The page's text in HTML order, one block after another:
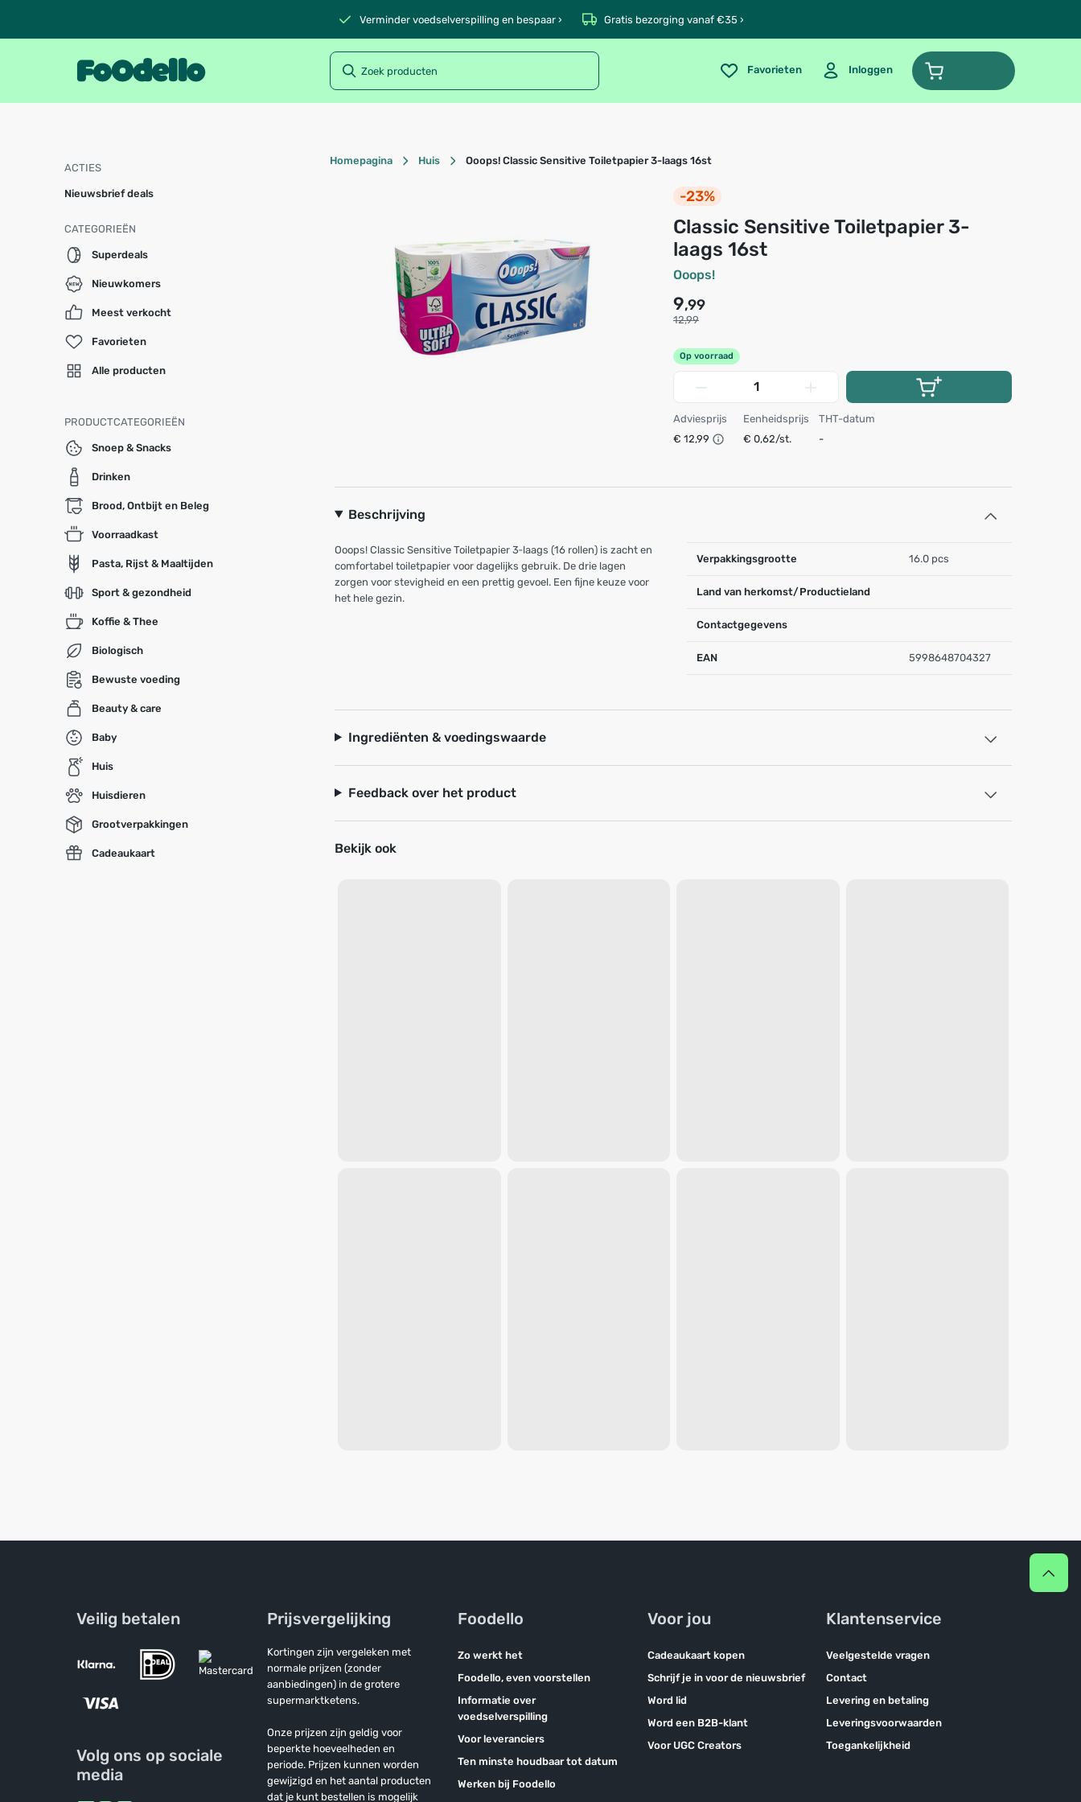
Verminder voedselverspilling en bespaar › Gratis bezorging vanaf €35 ›
Favorieten Inloggen
ACTIES
Nieuwsbrief deals
CATEGORIEËN
Superdeals
Nieuwkomers
Meest verkocht
Favorieten
Alle producten
PRODUCTCATEGORIEËN
Snoep & Snacks
Drinken
Brood, Ontbijt en Beleg
Voorraadkast
Pasta, Rijst & Maaltijden
Sport & gezondheid
Koffie & Thee
Biologisch
Bewuste voeding
Beauty & care
Baby
Huis
Huisdieren
Grootverpakkingen
Cadeaukaart
Homepagina Huis Ooops! Classic Sensitive Toiletpapier 3-laags 16st
-23%
Classic Sensitive Toiletpapier 3-
laags 16st
Ooops!
9,99
12,99
Op voorraad
Adviesprijs
€ 12,99
Eenheidsprijs
€ 0,62/st.
THT-datum
-
Beschrijving
Ooops! Classic Sensitive Toiletpapier 3‑laags (16 rollen) is zacht en
comfortabel toiletpapier voor dagelijks gebruik. De drie lagen
zorgen voor stevigheid en een prettig gevoel. Een fijne keuze voor
het hele gezin.
Verpakkingsgrootte 16.0 pcs
Land van herkomst/Productieland
Contactgegevens
EAN 5998648704327
Ingrediënten & voedingswaarde
Feedback over het product
Bekijk ook
Veilig betalen
Volg ons op sociale
media
Prijsvergelijking
Kortingen zijn vergeleken met
normale prijzen (zonder
aanbiedingen) in de grotere
supermarktketens.
Onze prijzen zijn geldig voor
beperkte hoeveelheden en
periode. Prijzen kunnen worden
gewijzigd en het aantal producten
dat je kunt bestellen is mogelijk
Foodello
Zo werkt het
Foodello, even voorstellen
Informatie over
voedselverspilling
Voor leveranciers
Ten minste houdbaar tot datum
Werken bij Foodello
Voor jou
Cadeaukaart kopen
Schrijf je in voor de nieuwsbrief
Word lid
Word een B2B-klant
Voor UGC Creators
Klantenservice
Veelgestelde vragen
Contact
Levering en betaling
Leveringsvoorwaarden
Toegankelijkheid